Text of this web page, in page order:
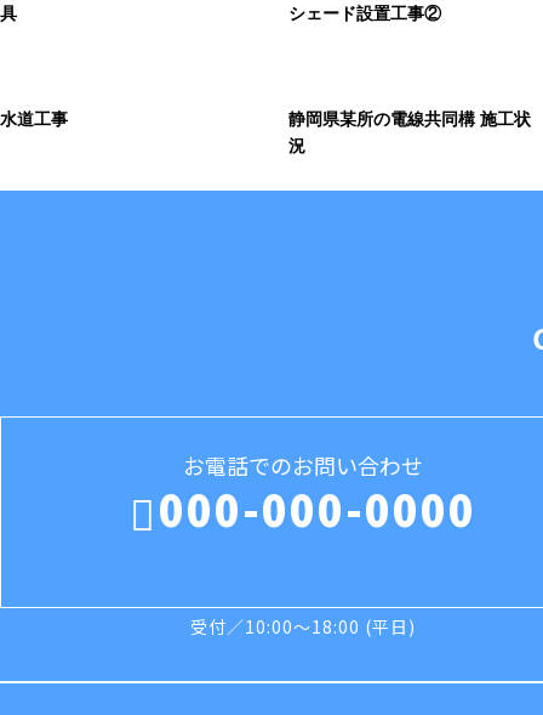
具
シェード設置工事②
水道工事
静岡県某所の電線共同構 施工状
況
お電話でのお問い合わせ
000-000-0000
受付／10:00～18:00 (平日)